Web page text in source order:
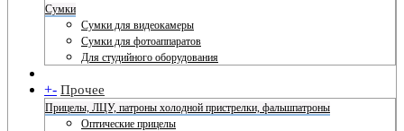
Сумки
Сумки для видеокамеры
Сумки для фотоаппаратов
Для студийного оборудования
+- Прочее
Прицелы, ЛЦУ, патроны холодной пристрелки, фальшпатроны
Оптические прицелы